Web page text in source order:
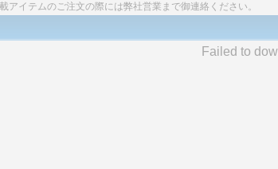
アイテムのご注文の際には弊社営業まで御連絡ください。
Failed to